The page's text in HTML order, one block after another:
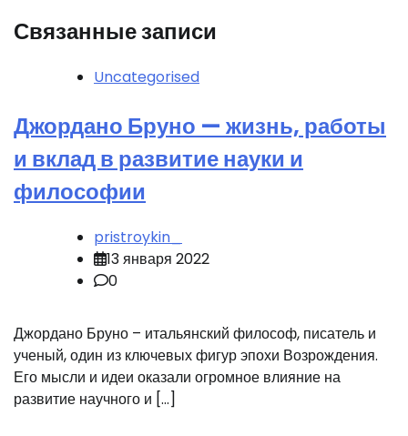
Связанные записи
Uncategorised
Джордано Бруно — жизнь, работы
и вклад в развитие науки и
философии
pristroykin_
13 января 2022
0
Джордано Бруно – итальянский философ, писатель и
ученый, один из ключевых фигур эпохи Возрождения.
Его мысли и идеи оказали огромное влияние на
развитие научного и […]